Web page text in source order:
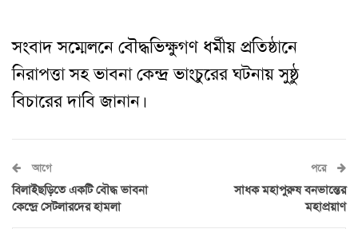
সংবাদ সম্মেলনে বৌদ্ধভিক্ষুগণ ধর্মীয় প্রতিষ্ঠানে
নিরাপত্তা সহ ভাবনা কেন্দ্র ভাংচুরের ঘটনায় সুষ্ঠু
বিচারের দাবি জানান।
আগে
বিলাইছড়িতে একটি বৌদ্ধ ভাবনা
কেন্দ্রে সেটলারদের হামলা
পরে
সাধক মহাপুরুষ বনভান্তের
মহাপ্রয়াণ